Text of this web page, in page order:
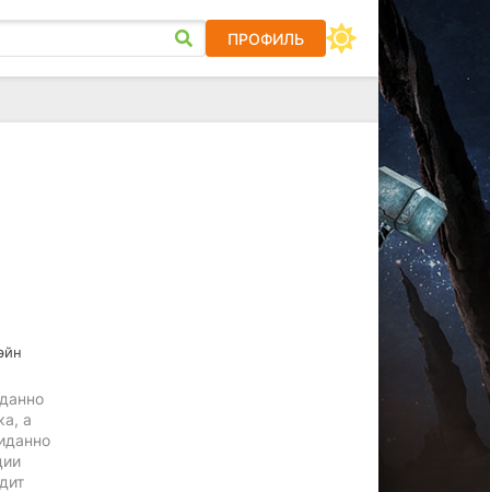
ПРОФИЛЬ
а